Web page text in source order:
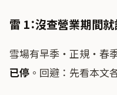
雷 1：沒查營業期間
雪場有早季・正規・春
已停 。回避：先看本文